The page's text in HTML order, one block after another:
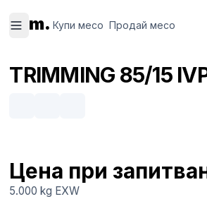
m. Купи месо Продай месо
месо
месо
TRIMMING 85/15
Цена при
5.000 kg EXW